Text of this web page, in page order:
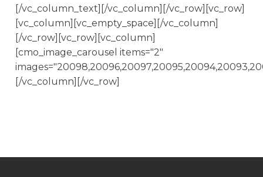
[/vc_column_text][/vc_column][/vc_row][vc_row]
[vc_column][vc_empty_space][/vc_column]
[/vc_row][vc_row][vc_column]
[cmo_image_carousel items="2"
[/vc_column][/vc_row]